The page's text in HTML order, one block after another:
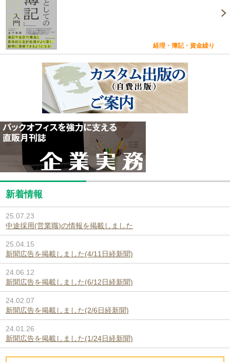
経理・簿記・資金繰り
新着情報
25.07.23
中途採用(営業職)の情報を掲載しました
25.04.15
新聞広告を掲載しました(4/11日経新聞)
24.06.12
新聞広告を掲載しました(6/12日経新聞)
24.02.07
新聞広告を掲載しました(2/6日経新聞)
24.01.26
新聞広告を掲載しました(1/24日経新聞)